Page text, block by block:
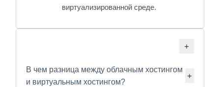
виртуализированной среде.
В чем разница между облачным хостингом
и виртуальным хостингом?